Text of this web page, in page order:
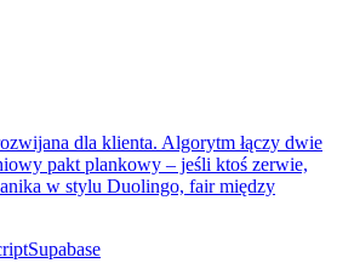
dla klienta. Algorytm łączy dwie
pakt plankowy – jeśli ktoś zerwie,
w stylu Duolingo, fair między
Supabase